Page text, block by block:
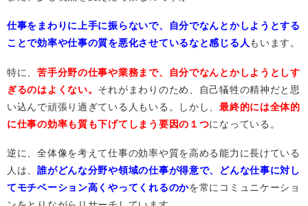
仕事をまわりに上手に振らないで、自分でなんとかしようとする
ことで効率や仕事の質を悪化させているなと感じる人もいます。
特に、苦手分野の仕事や業務まで、自分でなんとかしようとしす
ぎるのはよくない。 それがまわりのため、自己犠牲の精神だと思
い込んで頑張り過ぎている人もいる。しかし、最終的には全体的
に仕事の効率も質も下げてしまう要因の１つになっている。
逆に、全体像を考えて仕事の効率や質を高める能力に長けている
人は、誰がどんな分野や領域の仕事が得意で、どんな仕事に対し
てモチベーション高くやってくれるのかを常にコミュニケーショ